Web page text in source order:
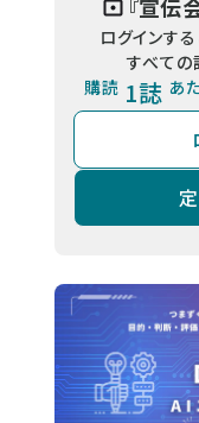
『宣伝
ログインす
すべての
購読 1誌 あ